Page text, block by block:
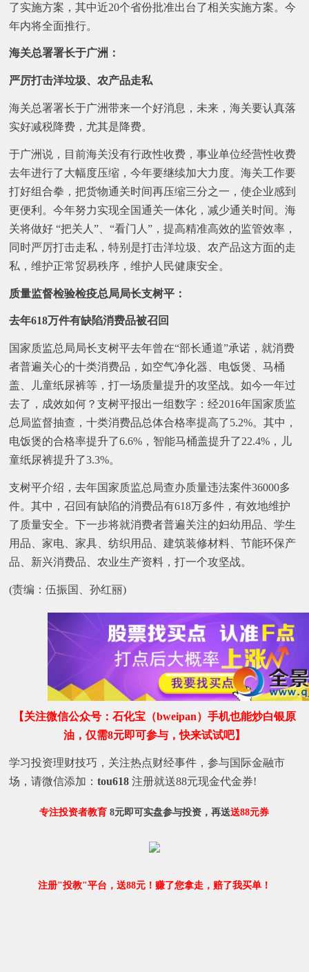
了实施方案，其中近20个省份批准出台了相关实施方案。今
年内将全面推行。
海关总署署长于广洲：
严厉打击洋垃圾、农产品走私
海关总署署长于广洲带来一个好消息，未来，海关要认真落
实好减税降费，尤其是降费。
于广洲说，目前海关没有行政性收费，事业单位经营性收费
去年进行了大幅度压缩，今年要继续加大力度。海关工作要
打好组合拳，把货物通关时间再压缩三分之一，使企业感到
更便利。今年努力实现全国通关一体化，减少通关时间。海
关将做好 “把关人”、“看门人”，提高精准高效的监管效率，
同时严厉打击走私，特别是打击洋垃圾、农产品这方面的走
私，维护正常贸易秩序，维护人民健康安全。
质量监督检验检疫总局局长支树平：
去年618万件有缺陷消费品被召回
国家质监总局局长支树平去年曾在“部长通道”承诺，就消费
者普遍关心的十类消费品，如空气净化器、电饭煲、马桶
盖、儿童纸尿裤等，打一场质量提升的攻坚战。如今一年过
去了，成效如何？支树平报出一组数字：经2016年国家质监
总局监督抽查，十类消费品总体合格率提高了5.2%。其中，
电饭煲的合格率提升了6.6%，智能马桶盖提升了22.4%，儿
童纸尿裤提升了3.3%。
支树平介绍，去年国家质监总局查办质量违法案件36000多
件。其中，召回有缺陷的消费品有618万多件，有效地维护
了质量安全。下一步将就消费者普遍关注的妇幼用品、学生
用品、家电、家具、纺织用品、建筑装修材料、节能环保产
品、新兴消费品、农业生产资料，打一个攻坚战。
(责编：伍振国、孙红丽)
【关注微信公众号：石化宝（bweipan）手机也能炒白银原
油，仅需8元即可参与，快来试试吧】
学习投资理财技巧，关注热点财经事件，参与国际金融市
场，请微信添加：tou618 注册就送88元现金代金券!
专注投资者教育 8元即可实盘参与投资，再送送88元券
注册"投教"平台，送88元！赚了您拿走，赔了我买单！